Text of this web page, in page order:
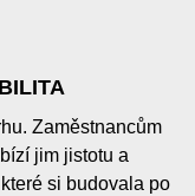
Zaměstnancům
jim jistotu a
si budovala po